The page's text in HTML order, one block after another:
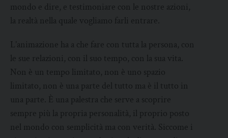
mondo e dire, e testimoniare con le nostre azioni,
la realtà nella quale vogliamo farli entrare.
L’animazione ha a che fare con tutta la persona, con
le sue relazioni, con il suo tempo, con la sua vita.
Non è un tempo limitato, non è uno spazio
limitato, non è una parte del tutto ma è il tutto in
una parte. È una palestra che serve a scoprire
sempre più la propria personalità, il proprio posto
nel mondo con semplicità ma con verità. Siccome i